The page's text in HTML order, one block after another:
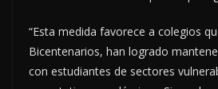
“Esta medida favorece a colegios
Bicentenarios, han logrado
con estudiantes de sectores